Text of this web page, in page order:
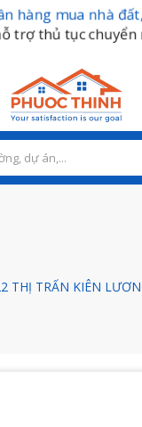
hàng mua nhà
trợ thủ tục
THỊ TRẤN KIÊN